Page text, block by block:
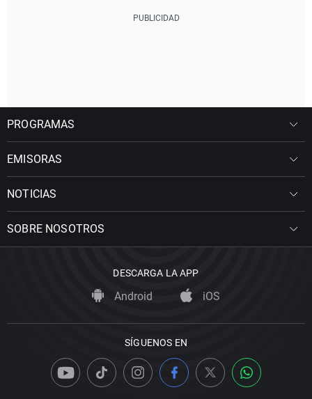
PROGRAMAS
EMISORAS
NOTICIAS
SOBRE NOSOTROS
DESCARGA LA APP
Android iOS
SÍGUENOS EN